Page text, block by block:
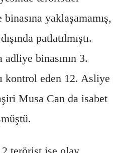
yaklaşamamış,
patlatılmıştı.
adliye binasının 3.
kontrol eden 12. Asliye
Musa Can da isabet